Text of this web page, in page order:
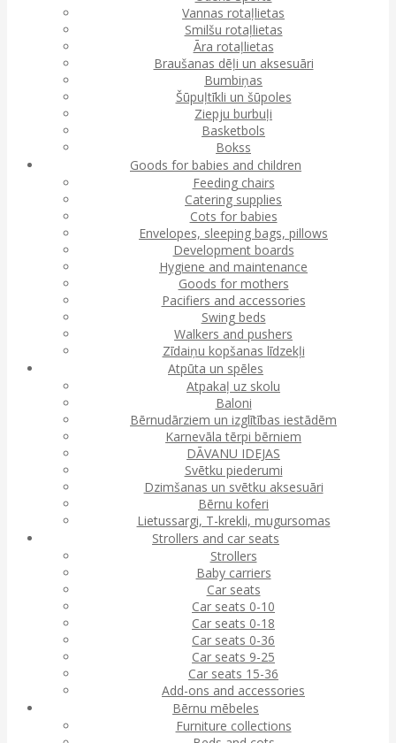
Vannas rotaļlietas
Smilšu rotaļlietas
Āra rotaļlietas
Braušanas dēļi un aksesuāri
Bumbiņas
Šūpuļtīkli un šūpoles
Ziepju burbuļi
Basketbols
Bokss
Goods for babies and children
Feeding chairs
Catering supplies
Cots for babies
Envelopes, sleeping bags, pillows
Development boards
Hygiene and maintenance
Goods for mothers
Pacifiers and accessories
Swing beds
Walkers and pushers
Zīdaiņu kopšanas līdzekļi
Atpūta un spēles
Atpakaļ uz skolu
Baloni
Bērnudārziem un izglītības iestādēm
Karnevāla tērpi bērniem
DĀVANU IDEJAS
Svētku piederumi
Dzimšanas un svētku aksesuāri
Bērnu koferi
Lietussargi, T-krekli, mugursomas
Strollers and car seats
Strollers
Baby carriers
Car seats
Car seats 0-10
Car seats 0-18
Car seats 0-36
Car seats 9-25
Car seats 15-36
Add-ons and accessories
Bērnu mēbeles
Furniture collections